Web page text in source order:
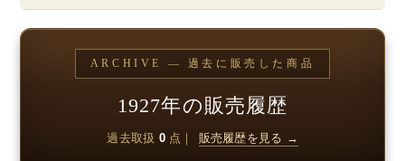
ARCHIVE — 過去に販売した商品
1927年の販売履歴
過去取扱 0点｜ 販売履歴を見る →